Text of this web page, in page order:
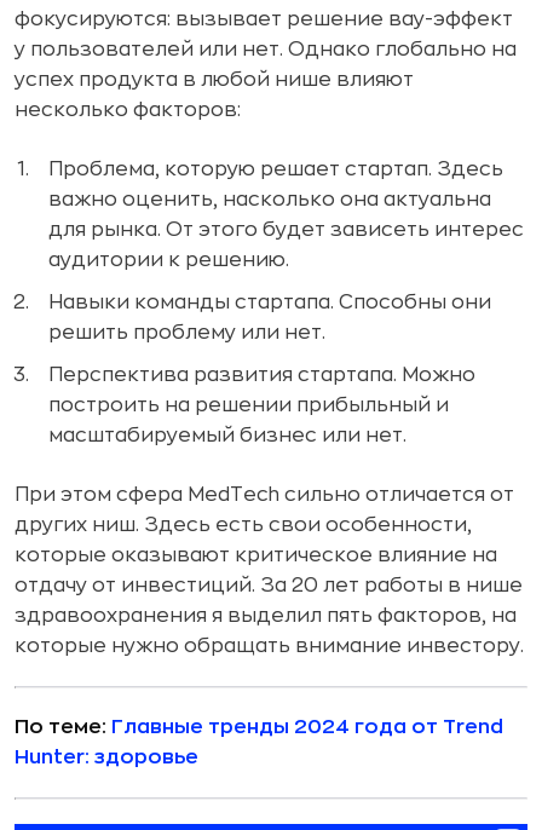
фокусируются: вызывает решение вау-эффект
у пользователей или нет. Однако глобально на
успех продукта в любой нише влияют
несколько факторов:
Проблема, которую решает стартап. Здесь
важно оценить, насколько она актуальна
для рынка. От этого будет зависеть интерес
аудитории к решению.
Навыки команды стартапа. Способны они
решить проблему или нет.
Перспектива развития стартапа. Можно
построить на решении прибыльный и
масштабируемый бизнес или нет.
При этом сфера MedTech сильно отличается от
других ниш. Здесь есть свои особенности,
которые оказывают критическое влияние на
отдачу от инвестиций. За 20 лет работы в нише
здравоохранения я выделил пять факторов, на
которые нужно обращать внимание инвестору.
По теме: Главные тренды 2024 года от Trend
Hunter: здоровье